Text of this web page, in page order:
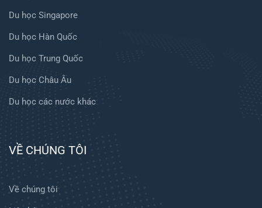
Du học Singapore
Du học Hàn Quốc
Du học Trung Quốc
Du học Châu Âu
Du học các nước khác
VỀ CHÚNG TÔI
Về chúng tôi